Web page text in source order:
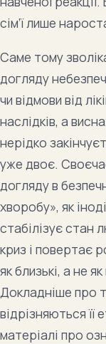
сім’ї лише
Саме тому
догляду
чи відмови від
наслідків, а
нерідко
уже двоє.
догляду в
хворобу», як
стабілізує стан
криз і повертає
як близькі, а не
Докладніше про
відрізняються
матеріалі про